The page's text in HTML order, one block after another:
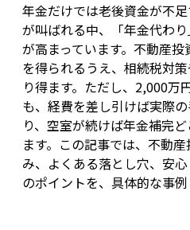
年金だけでは老後資金が不
が叫ばれる中、「年金代わ
が高まっています。不動産
を得られるうえ、相続税対
り得ます。ただし、2,000万
も、経費を差し引けば実際
り、空室が続けば年金補完
ます。この記事では、不動
み、よくある落とし穴、安
のポイントを、具体的な事例